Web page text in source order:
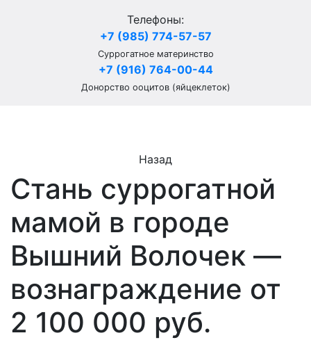
Телефоны:
+7 (985) 774-57-57
Суррогатное материнство
+7 (916) 764-00-44
Донорство ооцитов (яйцеклеток)
Назад
Стань суррогатной
мамой в городе
Вышний Волочек —
вознаграждение от
2 100 000 руб.